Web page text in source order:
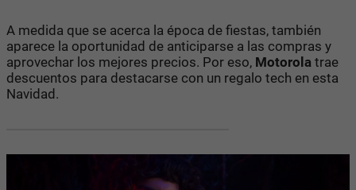
A medida que se acerca la época de fiestas, también
aparece la oportunidad de anticiparse a las compras y
aprovechar los mejores precios. Por eso, Motorola trae
descuentos para destacarse con un regalo tech en esta
Navidad.